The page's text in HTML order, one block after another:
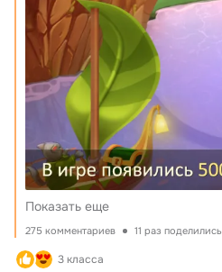
Показать еще
275 комментариев 11 раз поделились
3 класса